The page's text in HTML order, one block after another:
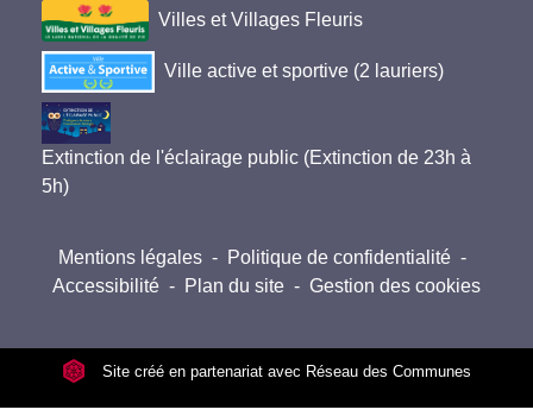
Villes et Villages Fleuris
Ville active et sportive (2 lauriers)
Extinction de l'éclairage public (Extinction de 23h à
5h)
Mentions légales - Politique de confidentialité -
Accessibilité - Plan du site - Gestion des cookies
Site créé en partenariat avec Réseau des Communes